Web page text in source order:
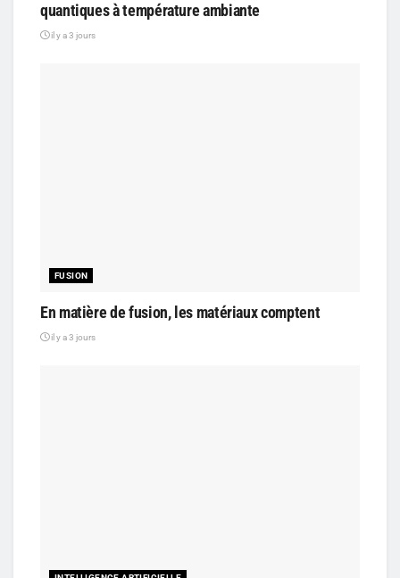
quantiques à température ambiante
il y a 3 jours
FUSION
En matière de fusion, les matériaux comptent
il y a 3 jours